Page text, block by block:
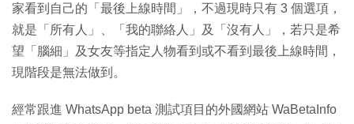
家看到自己的「最後上線時間」，不過現時只有 3 個選項，
就是「所有人」、「我的聯絡人」及「沒有人」，若只是希
望「腦細」及女友等指定人物看到或不看到最後上線時間，
現階段是無法做到。
經常跟進 WhatsApp beta 測試項目的外國網站 WaBetaInfo